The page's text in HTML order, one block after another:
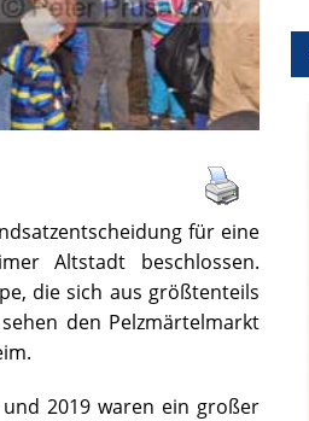
für eine
Altstadt beschlossen.
die sich aus größtenteils
den Pelzmärtelmarkt
2019 waren ein großer